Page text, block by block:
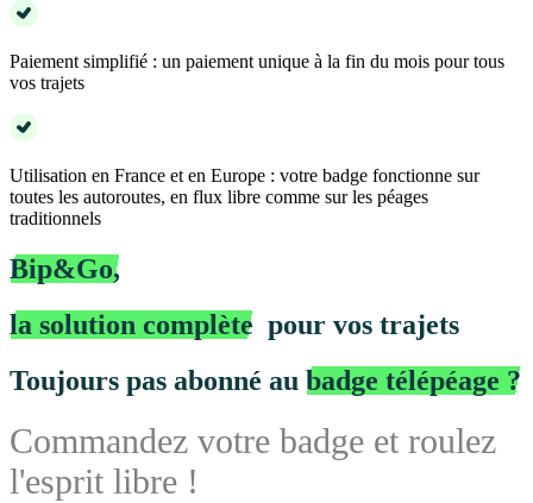
Paiement simplifié : un paiement unique à la fin du mois pour tous
vos trajets
Utilisation en France et en Europe : votre badge fonctionne sur
toutes les autoroutes, en flux libre comme sur les péages
traditionnels
Bip&Go,
la solution complète pour vos trajets
Toujours pas abonné au badge télépéage ?
Commandez votre badge et roulez
l'esprit libre !